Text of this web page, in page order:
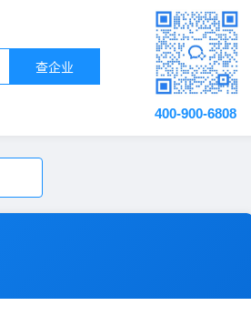
查企业
400-900-6808